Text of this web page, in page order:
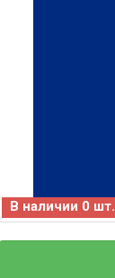
В наличии 0 шт.